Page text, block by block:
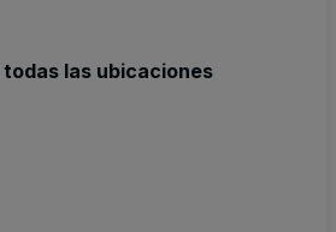
las ubicaciones